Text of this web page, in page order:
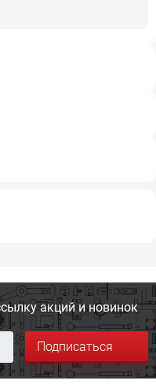
акций и новинок
Подписаться